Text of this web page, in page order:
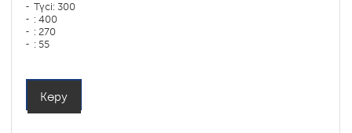
Түсі: 300
: 400
: 270
: 55
Қуаты, Вт: 2800
Көру